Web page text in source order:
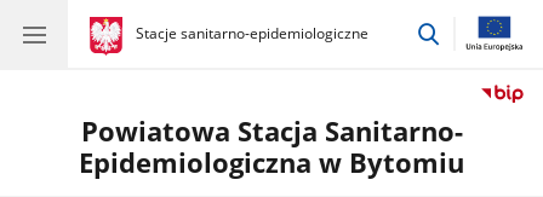
gov.pl
Stacje sanitarno-epidemiologiczne
gov.pl
Stacje
przejdź
Powiatowa Stacja Sanitarno-
Epidemiologiczna w Bytomiu